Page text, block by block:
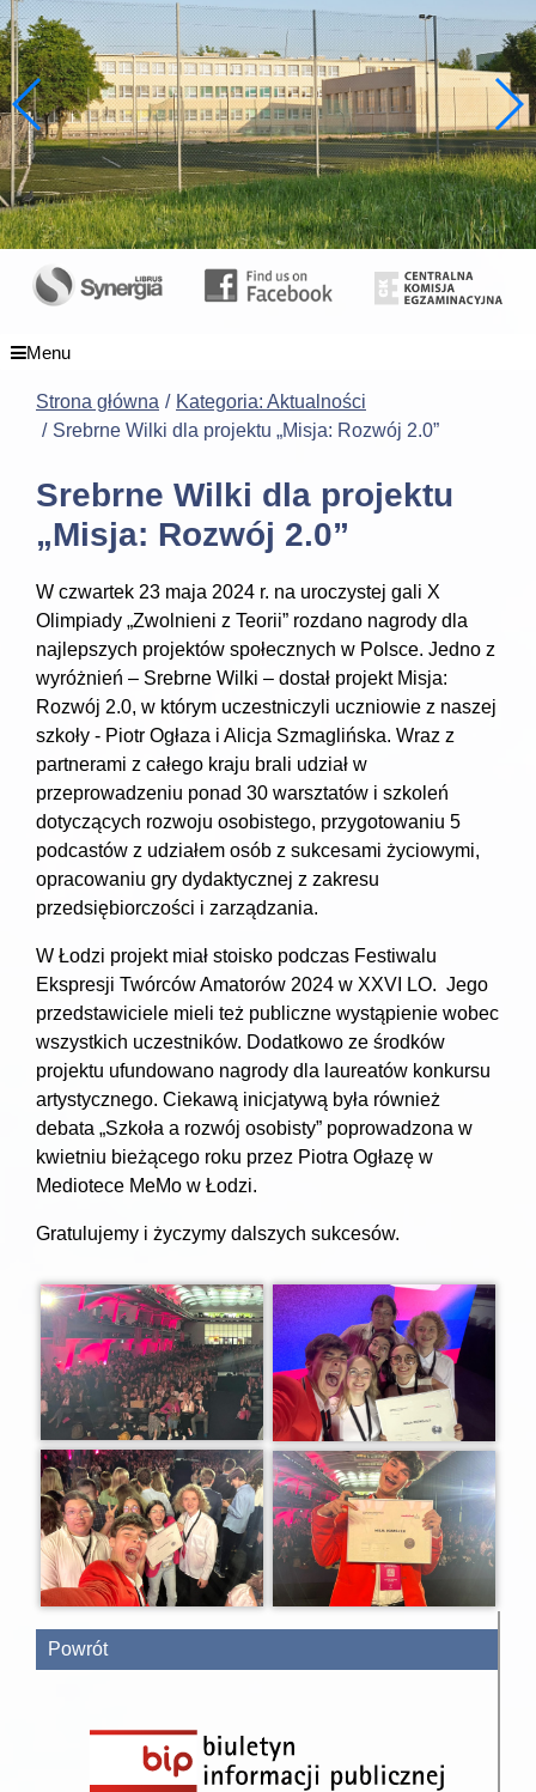
Menu
Strona główna
Kategoria: Aktualności
Srebrne Wilki dla projektu „Misja: Rozwój 2.0”
Srebrne Wilki dla projektu
„Misja: Rozwój 2.0”
W czwartek 23 maja 2024 r. na uroczystej gali X
Olimpiady „Zwolnieni z Teorii” rozdano nagrody dla
najlepszych projektów społecznych w Polsce. Jedno z
wyróżnień – Srebrne Wilki – dostał projekt Misja:
Rozwój 2.0, w którym uczestniczyli uczniowie z naszej
szkoły - Piotr Ogłaza i Alicja Szmaglińska. Wraz z
partnerami z całego kraju brali udział w
przeprowadzeniu ponad 30 warsztatów i szkoleń
dotyczących rozwoju osobistego, przygotowaniu 5
podcastów z udziałem osób z sukcesami życiowymi,
opracowaniu gry dydaktycznej z zakresu
przedsiębiorczości i zarządzania.
W Łodzi projekt miał stoisko podczas Festiwalu
Ekspresji Twórców Amatorów 2024 w XXVI LO. Jego
przedstawiciele mieli też publiczne wystąpienie wobec
wszystkich uczestników. Dodatkowo ze środków
projektu ufundowano nagrody dla laureatów konkursu
artystycznego. Ciekawą inicjatywą była również
debata „Szkoła a rozwój osobisty” poprowadzona w
kwietniu bieżącego roku przez Piotra Ogłazę w
Mediotece MeMo w Łodzi.
Gratulujemy i życzymy dalszych sukcesów.
Powrót